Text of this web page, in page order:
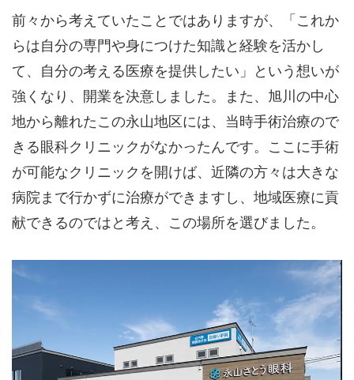
前々から考えていたことではありますが、「これか
らは自分の専門や身につけた知識と経験を活かし
て、自分の考える医療を提供したい」という想いが
強くなり、開業を決意しました。また、旭川の中心
地から離れたこの永山地区には、当時手術治療ので
きる眼科クリニックがなかったんです。ここに手術
が可能なクリニックを開けば、近隣の方々は大きな
病院まで行かずに治療ができますし、地域医療に貢
献できるのではと考え、この場所を選びました。